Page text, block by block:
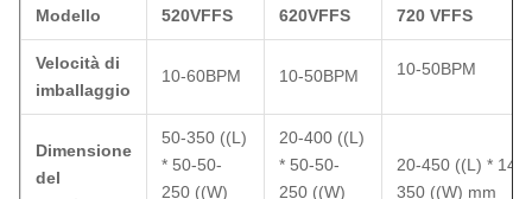
Modello 520VFFS 620VFFS 720 VFFS
Velocità di
imballaggio
10-60BPM 10-50BPM 10-50BPM
Dimensione
del
50-350 ((L)
* 50-50-
250 ((W)
20-400 ((L)
* 50-50-
250 ((W)
20-450 ((L) * 140-
350 ((W) mm